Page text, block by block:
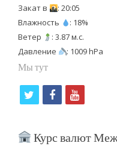
Закат в
: 20:05
Влажность
: 18%
Ветер
: 3.87 м.с.
Давление
: 1009 hPa
Мы тут
i
f
c
y
u
Курс валют